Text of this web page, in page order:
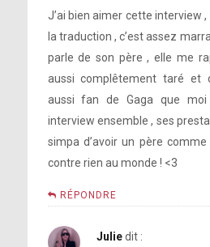
J’ai bien aimer cette interview
la traduction , c’est assez
parle de son père , elle me
aussi complêtement taré et
aussi fan de Gaga que
interview ensemble , ses
simpa d’avoir un père comme
contre rien au monde ! <3
RÉPONDRE
Julie dit :